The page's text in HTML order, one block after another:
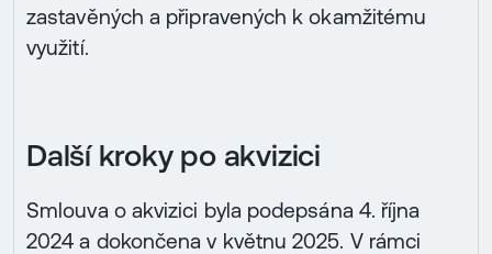
zastavěných a připravených k okamžitému
využití.
Další kroky po akvizici
Smlouva o akvizici byla podepsána 4. října
2024 a dokončena v květnu 2025. V rámci